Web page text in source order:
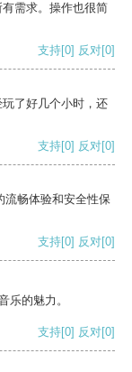
需求。操作也很简
支持[0] 反对[0]
了好几个小时，还
支持[0] 反对[0]
流畅体验和安全性保
支持[0] 反对[0]
乐的魅力。
支持[0] 反对[0]